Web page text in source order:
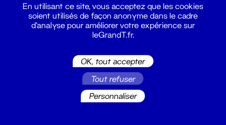
En utilisant ce site, vous acceptez que les cookies
soient utilisés de façon anonyme dans le cadre
d'analyse pour améliorer votre expérience sur
leGrandT.fr.
OK, tout accepter
Tout refuser
Personnaliser